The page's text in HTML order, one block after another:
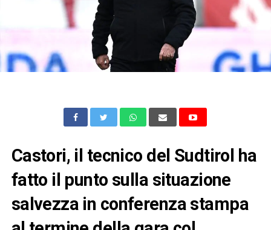
Castori, il tecnico del Sudtirol ha
fatto il punto sulla situazione
salvezza in conferenza stampa